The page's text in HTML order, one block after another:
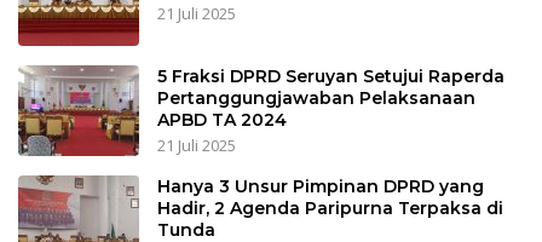
21 Juli 2025
5 Fraksi DPRD Seruyan Setujui Raperda
Pertanggungjawaban Pelaksanaan
APBD TA 2024
21 Juli 2025
Hanya 3 Unsur Pimpinan DPRD yang
Hadir, 2 Agenda Paripurna Terpaksa di
Tunda